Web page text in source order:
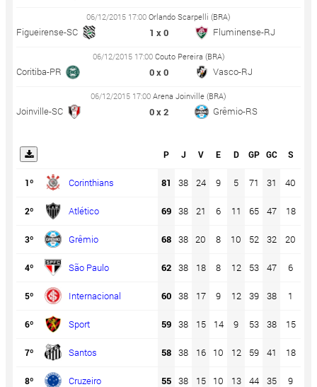
06/12/2015 17:00 Orlando Scarpelli (BRA)
Figueirense-SC 1 x 0 Fluminense-RJ
06/12/2015 17:00 Couto Pereira (BRA)
Coritiba-PR 0 x 0 Vasco-RJ
06/12/2015 17:00 Arena Joinville (BRA)
Joinville-SC 0 x 2 Grêmio-RS
1º Corinthians
2º Atlético
3º Grêmio
4º São Paulo
5º Internacional
6º Sport
7º Santos
8º Cruzeiro
P J V E D GP GC S
81 38 24 9 5 71 31 40
69 38 21 6 11 65 47 18
68 38 20 8 10 52 32 20
62 38 18 8 12 53 47 6
60 38 17 9 12 39 38 1
59 38 15 14 9 53 38 15
58 38 16 10 12 59 41 18
55 38 15 10 13 44 35 9